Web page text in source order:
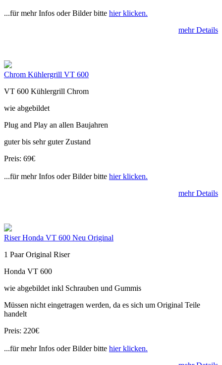
...für mehr Infos oder Bilder bitte hier klicken.
mehr Details
Chrom Kühlergrill VT 600
VT 600 Kühlergrill Chrom
wie abgebildet
Plug and Play an allen Baujahren
guter bis sehr guter Zustand
Preis: 69€
...für mehr Infos oder Bilder bitte hier klicken.
mehr Details
Riser Honda VT 600 Neu Original
1 Paar Original Riser
Honda VT 600
wie abgebildet inkl Schrauben und Gummis
Müssen nicht eingetragen werden, da es sich um Original Teile
handelt
Preis: 220€
...für mehr Infos oder Bilder bitte hier klicken.